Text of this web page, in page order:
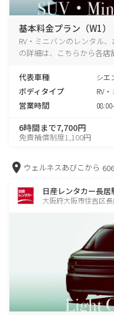
基本料金プラン（W1）
RV・ミニバンのレンタル
の詳細は、こちらから各店
代表車種 シエ
ボディタイプ RV
営業時間
6時間まで7,700円
免責補償制度1,100円
ウェルネスあびこから
日産レンタカー長居
大阪府大阪市住吉区長